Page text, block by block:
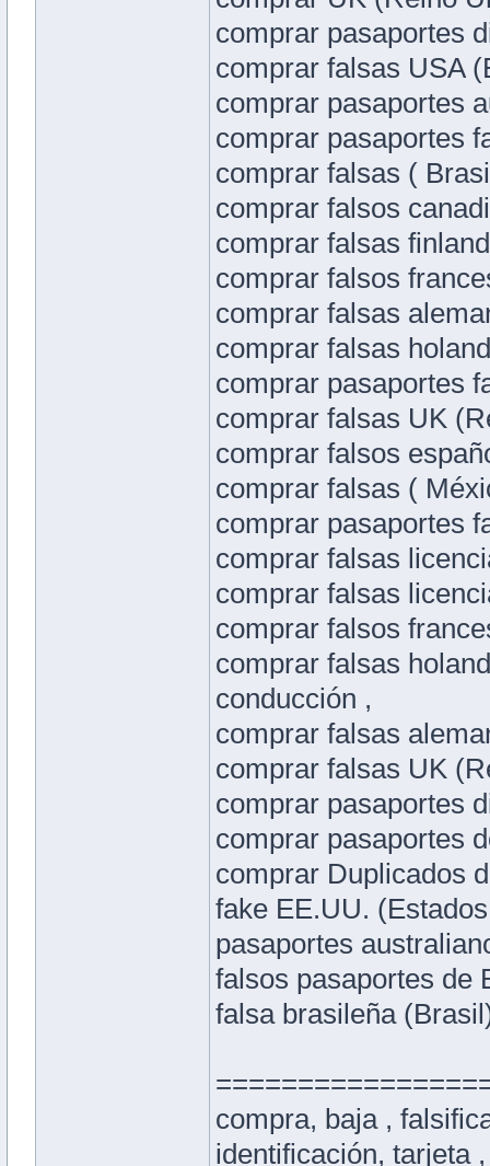
comprar pasaportes
comprar falsas USA
comprar pasaportes
comprar pasaportes
comprar falsas (
comprar falsos
comprar falsas
comprar falsos
comprar falsas
comprar falsas
comprar pasaportes
comprar falsas UK
comprar falsos
comprar falsas (
comprar pasaportes
comprar falsas
comprar falsas
comprar falsos
comprar falsas
conducción ,
comprar falsas
comprar falsas UK
comprar pasaportes
comprar pasaportes
comprar Duplicados
fake EE.UU.
pasaportes
falsos pasaportes de
falsa brasileña
compra, baja ,
identificación, tarjeta